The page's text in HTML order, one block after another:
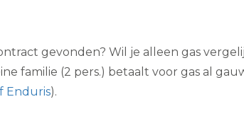
gevonden? Wil je alleen gas
familie (2 pers.) betaalt voor gas al
Enduris).